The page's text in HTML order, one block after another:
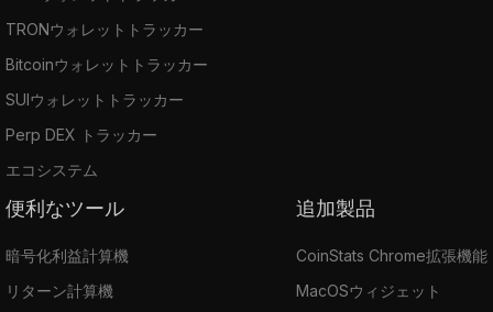
TRONウォレットトラッカー
Bitcoinウォレットトラッカー
SUIウォレットトラッカー
Perp DEX トラッカー
エコシステム
便利なツール
暗号化利益計算機
リターン計算機
追加製品
CoinStats Chrome拡張機能
MacOSウィジェット